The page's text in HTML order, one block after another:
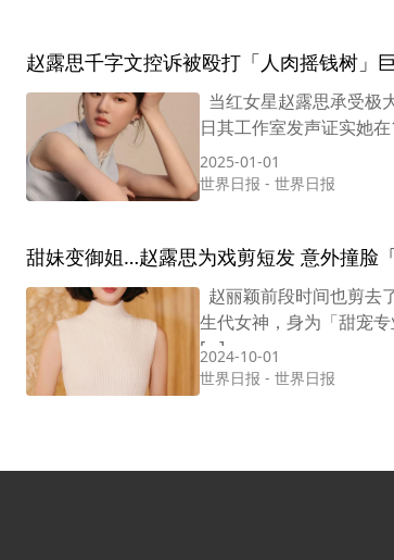
赵露思千字文控诉被殴打「人肉摇钱树」
当红女星赵露思承受极
日其工作室发声证实她
2025-01-01
世界日报 - 世界日报
甜妹变御姐…赵露思为戏剪短发 意外撞脸
赵丽颖前段时间也剪去
生代女神，身为「甜宠
[…]
2024-10-01
世界日报 - 世界日报